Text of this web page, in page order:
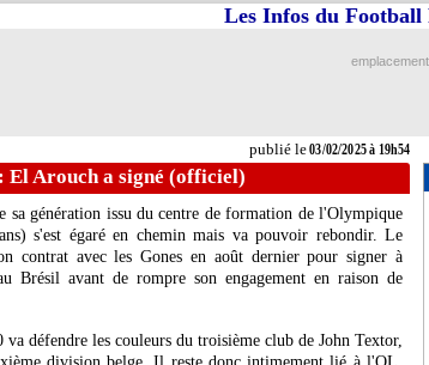
publié le03/02/2025 à 19h54
Les Infos du
El Arouch a signé (officiel)
sa génération issu du centre de formation de l'Olympique
s'est égaré en chemin mais va pouvoir rebondir. Le
contrat avec les Gones en août dernier pour signer à
Brésil avant de rompre son engagement en raison de
défendre les couleurs du troisième club de John Textor,